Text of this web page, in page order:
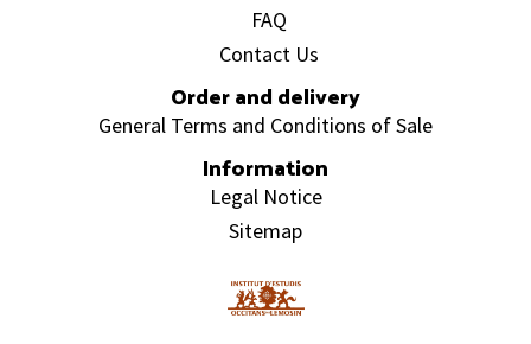
FAQ
Contact Us
Order and delivery
General Terms and Conditions of Sale
Information
Legal Notice
Sitemap